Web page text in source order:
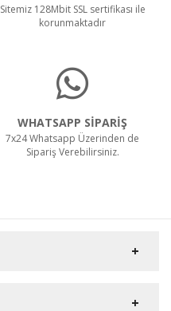
Sitemiz 128Mbit SSL sertifikası ile
korunmaktadır
WHATSAPP SİPARİŞ
7x24 Whatsapp Üzerinden de
Sipariş Verebilirsiniz.